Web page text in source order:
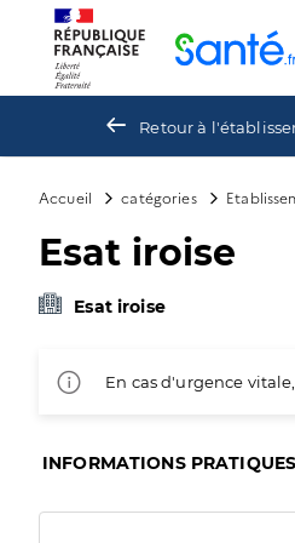
Retour à
Accueil catégories
Esat iroise
Esat iroise
En cas d'urgence
INFORMATIONS PRATIQUES
Panneau de gestion des cookies